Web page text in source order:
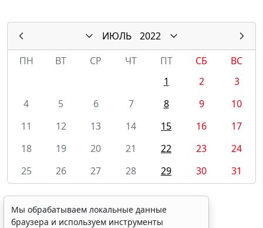
ИЮЛЬ
2022
ПН
ВТ СР ЧТ ПТ СБ
ВС
1
2
3
4
5 6 7 8 9
10
11
12 13 14 15 16
17
18
19 20 21 22 23
24
25
26 27 28 29 30 31
Мы обрабатываем локальные данные
браузера и используем инструменты